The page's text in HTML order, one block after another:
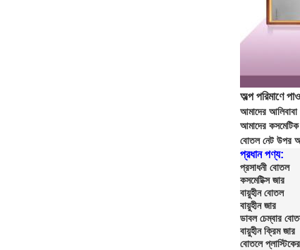
অল্প পরিমাণে
আমাদের আলিবাবা
আমাদের কসমেটিক
বোতল নেট উপর
প্রধান পণ্য:
প্রসাধনী বোতল
কসমেটিক্স জার
বায়ুহীন বোতল
বায়ুহীন জার
ডাবল চেম্বার
বায়ুহীন ক্রিম জার
বোতলে